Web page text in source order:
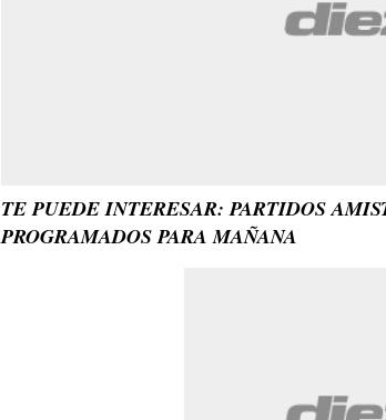
TE PUEDE INTERESAR: PARTIDOS
PROGRAMADOS PARA MAÑANA